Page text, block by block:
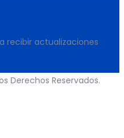
recibir actualizaciones
Derechos Reservados.